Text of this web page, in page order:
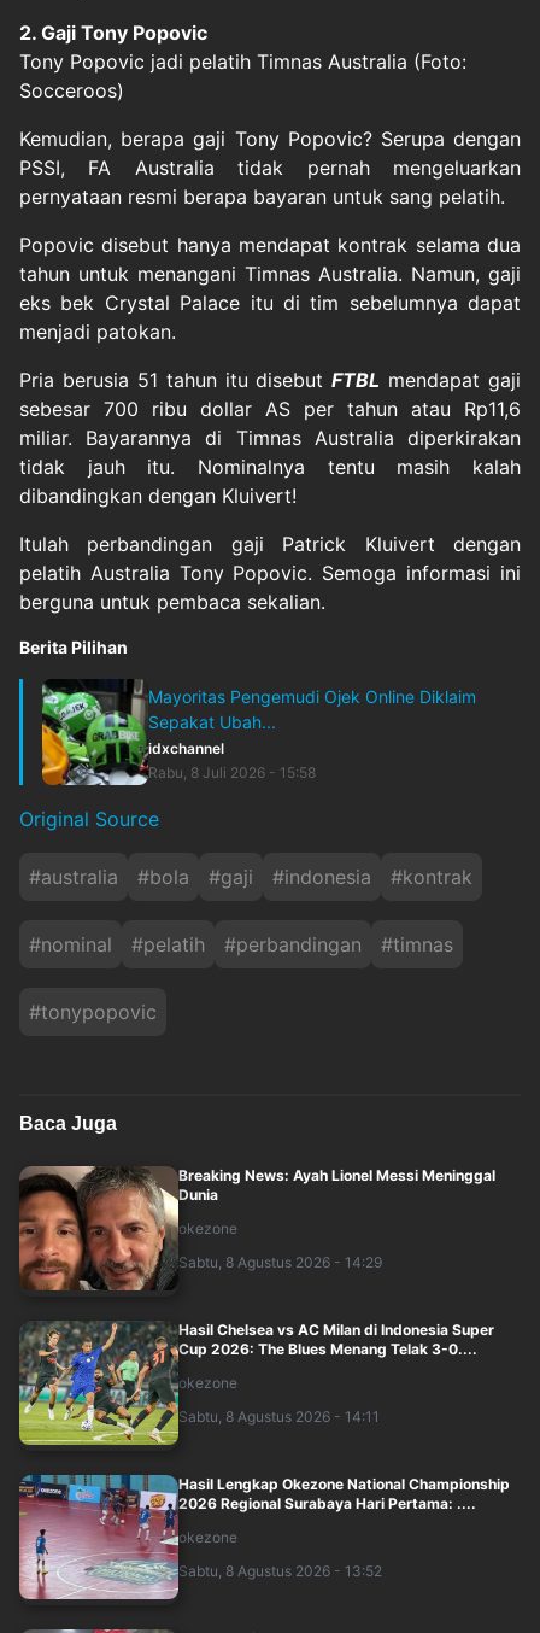
2. Gaji Tony Popovic
Tony Popovic jadi pelatih Timnas Australia (Foto:
Socceroos)
Kemudian, berapa gaji Tony Popovic? Serupa dengan
PSSI, FA Australia tidak pernah mengeluarkan
pernyataan resmi berapa bayaran untuk sang pelatih.
Popovic disebut hanya mendapat kontrak selama dua
tahun untuk menangani Timnas Australia. Namun, gaji
eks bek Crystal Palace itu di tim sebelumnya dapat
menjadi patokan.
Pria berusia 51 tahun itu disebutFTBL mendapat gaji
sebesar 700 ribu dollar AS per tahun atau Rp11,6
miliar. Bayarannya di Timnas Australia diperkirakan
tidak jauh itu. Nominalnya tentu masih kalah
dibandingkan dengan Kluivert!
Itulah perbandingan gaji Patrick Kluivert dengan
pelatih Australia Tony Popovic. Semoga informasi ini
berguna untuk pembaca sekalian.
Berita Pilihan
Mayoritas Pengemudi Ojek Online Diklaim
Sepakat Ubah...
idxchannel
Rabu, 8 Juli 2026 - 15:58
Original Source
#australia #bola #gaji #indonesia #kontrak
#nominal #pelatih #perbandingan #timnas
#tonypopovic
Baca Juga
Breaking News: Ayah Lionel Messi Meninggal
Dunia
okezone
Sabtu, 8 Agustus 2026 - 14:29
Hasil Chelsea vs AC Milan di Indonesia Super
Cup 2026: The Blues Menang Telak 3-0....
okezone
Sabtu, 8 Agustus 2026 - 14:11
Hasil Lengkap Okezone National Championship
2026 Regional Surabaya Hari Pertama: ....
okezone
Sabtu, 8 Agustus 2026 - 13:52